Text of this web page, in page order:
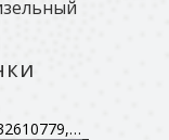
105025-0330,DLLA145SM033,9432610779,61511-23220